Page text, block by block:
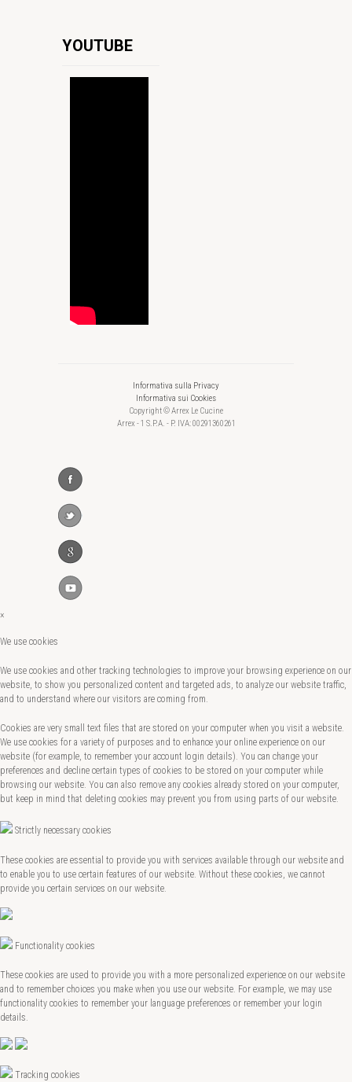
YOUTUBE
Informativa sulla Privacy
Informativa sui Cookies
Copyright © Arrex Le Cucine
Arrex - 1 S.P.A. - P. IVA: 00291360261
×
We use cookies
We use cookies and other tracking technologies to improve your browsing experience on our
website, to show you personalized content and targeted ads, to analyze our website traffic,
and to understand where our visitors are coming from.
Cookies are very small text files that are stored on your computer when you visit a website.
We use cookies for a variety of purposes and to enhance your online experience on our
website (for example, to remember your account login details). You can change your
preferences and decline certain types of cookies to be stored on your computer while
browsing our website. You can also remove any cookies already stored on your computer,
but keep in mind that deleting cookies may prevent you from using parts of our website.
Strictly necessary cookies
These cookies are essential to provide you with services available through our website and
to enable you to use certain features of our website. Without these cookies, we cannot
provide you certain services on our website.
Functionality cookies
These cookies are used to provide you with a more personalized experience on our website
and to remember choices you make when you use our website. For example, we may use
functionality cookies to remember your language preferences or remember your login
details.
Tracking cookies